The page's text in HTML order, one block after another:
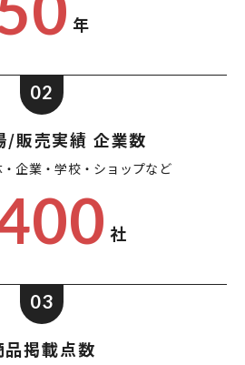
年
02
/販売実績 企業数
企業・学校・ショップなど
社
03
品掲載点数